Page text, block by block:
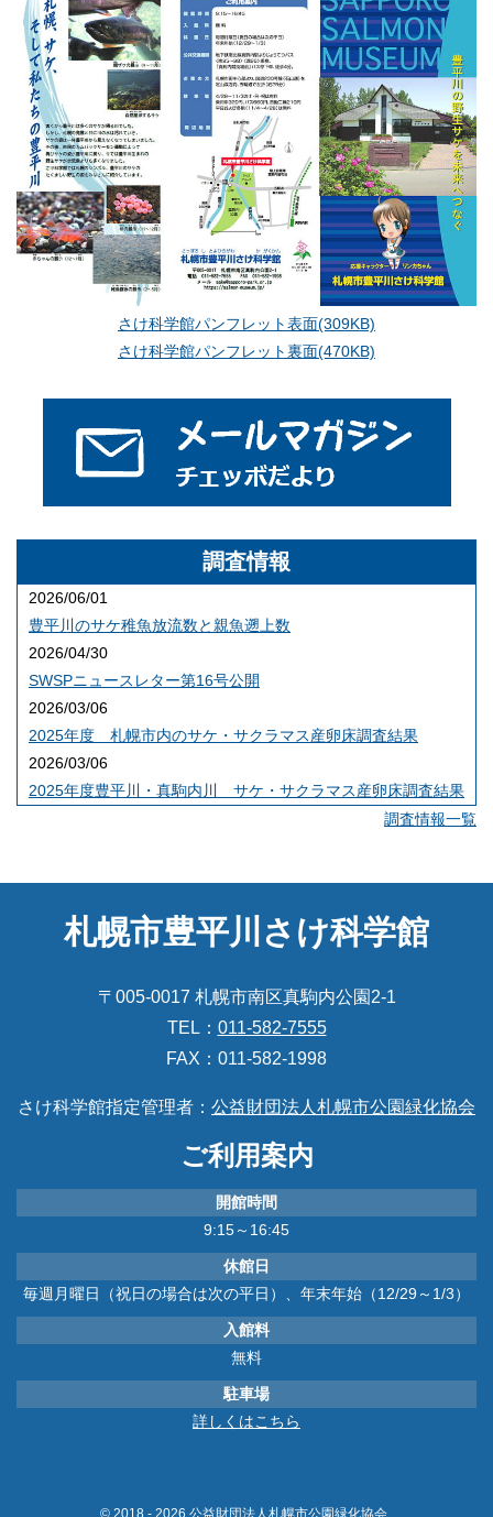
さけ科学館パンフレット表面(309KB)
さけ科学館パンフレット裏面(470KB)
調査情報
2026/06/01
豊平川のサケ稚魚放流数と親魚遡上数
2026/04/30
SWSPニュースレター第16号公開
2026/03/06
2025年度 札幌市内のサケ・サクラマス産卵床調査結果
2026/03/06
2025年度豊平川・真駒内川 サケ・サクラマス産卵床調査結果
調査情報一覧
札幌市豊平川さけ科学館
〒005-0017 札幌市南区真駒内公園2-1
TEL： 011-582-7555
FAX：011-582-1998
さけ科学館指定管理者： 公益財団法人札幌市公園緑化協会
ご利用案内
開館時間
9:15～16:45
休館日
毎週月曜日（祝日の場合は次の平日）、年末年始（12/29～1/3）
入館料
無料
駐車場
詳しくはこちら
© 2018 - 2026 公益財団法人札幌市公園緑化協会